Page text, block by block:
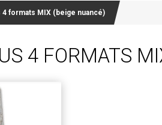
4 formats MIX (beige nuancé)
4 FORMATS